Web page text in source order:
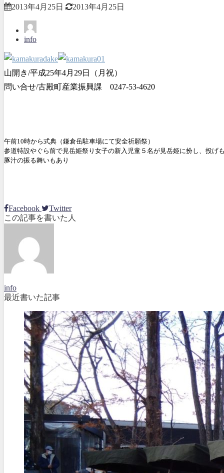
2013年4月25日 2013年4月25日
info
山開き/平成25年4月29日（月祝）
問い合せ/古殿町産業振興課 0247-53-4620
午前10時から式典（鎌倉岳駐車場にて安全祈願祭）
参道特設やぐら前で見岳姫祭り 女子の新入児童５名が見岳姫に扮し、投げ
豚汁の振る舞いもあり
Facebook
Twitter
この記事を書いた人
info
最近書いた記事